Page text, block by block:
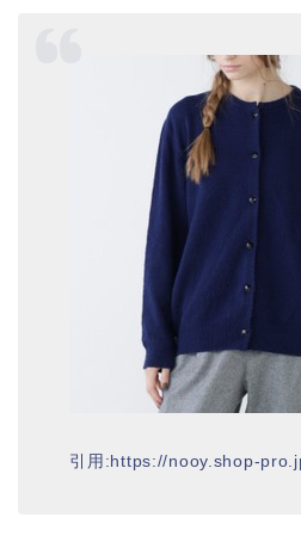
引用:https://nooy.shop-